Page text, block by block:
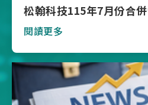
松翰科技115年7月份合
閱讀更多